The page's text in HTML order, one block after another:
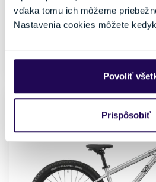
vďaka tomu ich môžeme
Nastavenia cookies môžete
Povoliť
Prispôsobiť
Veľkosť
Posledný kus skladom
NOVINKA